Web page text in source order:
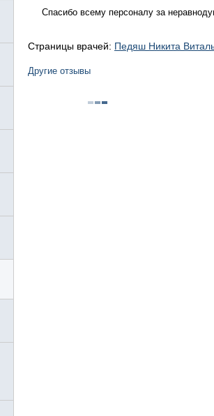
Спасибо всему персоналу за
Страницы врачей: Педяш Никита
Другие отзывы